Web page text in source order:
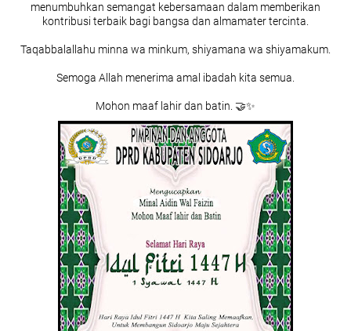
menumbuhkan semangat kebersamaan dalam memberikan
kontribusi terbaik bagi bangsa dan almamater tercinta.
Taqabbalallahu minna wa minkum, shiyamana wa shiyamakum.
Semoga Allah menerima amal ibadah kita semua.
Mohon maaf lahir dan batin. 🤝✨